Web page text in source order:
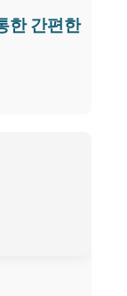
한 간편한